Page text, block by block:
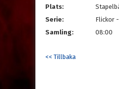
Plats:
Serie:
Flickor -
Samling:
08:00
<< Tillbaka